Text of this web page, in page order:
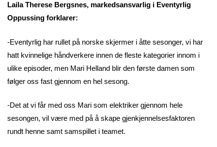
Laila Therese Bergsnes, markedsansvarlig i Eventyrlig
Oppussing forklarer:
-Eventyrlig har rullet på norske skjermer i åtte sesonger, vi har
hatt kvinnelige håndverkere innen de fleste kategorier innom i
ulike episoder, men Mari Helland blir den første damen som
følger oss fast gjennom en hel sesong.
-Det at vi får med oss Mari som elektriker gjennom hele
sesongen, vil være med på å skape gjenkjennelsesfaktoren
rundt henne samt samspillet i teamet.